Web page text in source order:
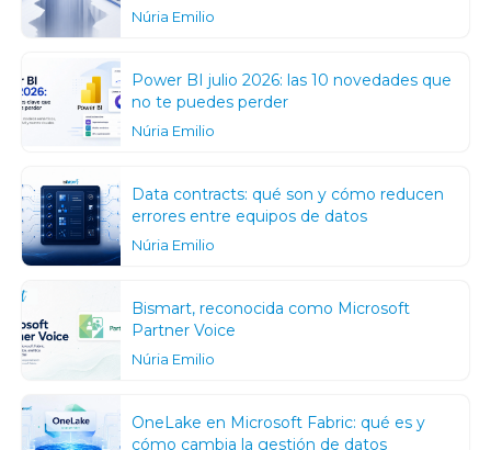
Núria Emilio
Power BI julio 2026: las 10 novedades que
no te puedes perder
Núria Emilio
Data contracts: qué son y cómo reducen
errores entre equipos de datos
Núria Emilio
Bismart, reconocida como Microsoft
Partner Voice
Núria Emilio
OneLake en Microsoft Fabric: qué es y
cómo cambia la gestión de datos